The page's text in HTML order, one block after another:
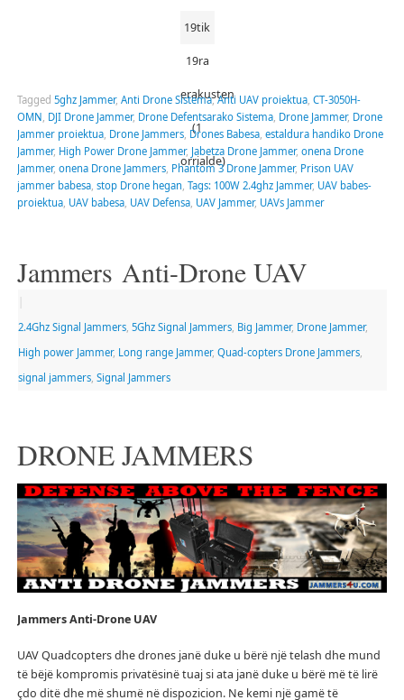
19tik
19ra
erakusten
(1
orrialde)
Tagged 5ghz Jammer, Anti Drone Sistema,Anti UAV proiektua, CT-3050H-
OMN, DJI Drone Jammer, Drone Defentsarako Sistema, Drone Jammer, Drone
Jammer proiektua, Drone Jammers, Drones Babesa, estaldura handiko Drone
Jammer, High Power Drone Jammer, Jabetza Drone Jammer, onena Drone
Jammer, onena Drone Jammers, Phantom 3 Drone Jammer, Prison UAV
jammer babesa, stop Drone hegan, Tags: 100W 2.4ghz Jammer, UAV babes-
proiektua, UAV babesa, UAV Defensa, UAV Jammer, UAVs Jammer
Jammers Anti-Drone UAV
2.4Ghz Signal Jammers, 5Ghz Signal Jammers, Big Jammer, Drone Jammer,
High power Jammer, Long range Jammer, Quad-copters Drone Jammers,
signal jammers, Signal Jammers
DRONE JAMMERS
JammersAnti-Drone UAV
UAV Quadcopters dhe drones janë duke u bërë një telash dhe mund
të bëjë kompromis privatësinë tuaj si ata janë duke u bërë më të lirë
çdo ditë dhe më shumë në dispozicion. Ne kemi një gamë të